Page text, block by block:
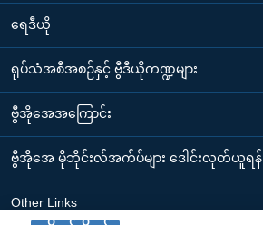
ရေဒီယို
ရုပ်သံအစီအစဉ်နှင့် ဗွီဒီယိုကဏ္ဍများ
ဗွီအိုအေအကြောင်း
ဗွီအိုအေ မိုဘိုင်းလ်အက်ပ်များ ဒေါင်းလုတ်ယူရန်
Other Links